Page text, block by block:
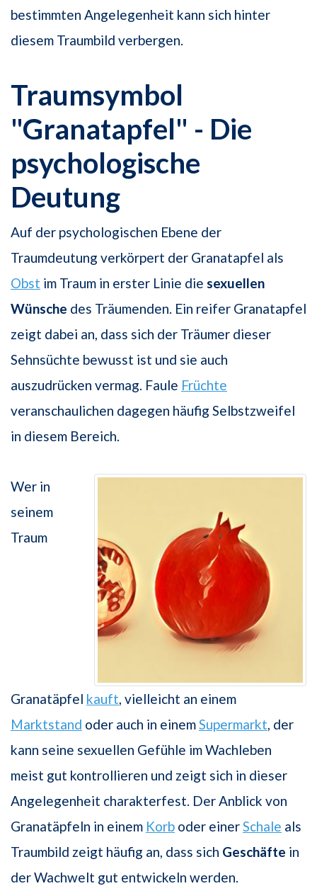
bestimmten Angelegenheit kann sich hinter
diesem Traumbild verbergen.
Traumsymbol
"Granatapfel" - Die
psychologische
Deutung
Auf der psychologischen Ebene der
Traumdeutung verkörpert der Granatapfel als
Obst im Traum in erster Linie die sexuellen
Wünsche des Träumenden. Ein reifer Granatapfel
zeigt dabei an, dass sich der Träumer dieser
Sehnsüchte bewusst ist und sie auch
auszudrücken vermag. Faule Früchte
veranschaulichen dagegen häufig Selbstzweifel
in diesem Bereich.
Wer in
seinem
Traum
Granatäpfel kauft , vielleicht an einem
Marktstand oder auch in einemSupermarkt , der
kann seine sexuellen Gefühle im Wachleben
meist gut kontrollieren und zeigt sich in dieser
Angelegenheit charakterfest. Der Anblick von
Granatäpfeln in einem Korb oder einerSchale als
Traumbild zeigt häufig an, dass sich Geschäfte in
der Wachwelt gut entwickeln werden.